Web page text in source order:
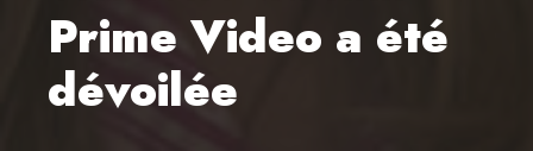
Prime Video a été
dévoilée